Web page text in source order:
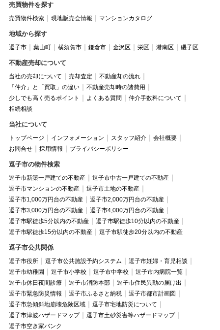
売買物件を探す
売買物件検索 現地販売会情報 マンションカタログ
地域から探す
逗子市 葉山町 横須賀市 鎌倉市 金沢区 栄区 港南区 磯子区
不動産売却について
当社の売却について 売却査定
不動産却の流れ
「仲介」と「買取」の違い
不動産売却時の諸費用
少しでも高く売るポイント
よくある質問
仲介手数料について
相続相談
当社について
トップページ インフォメーション スタッフ紹介
会社概要
お問合せ
採用情報 プライバシーポリシー
逗子市の物件検索
逗子市新築一戸建ての不動産
逗子市中古一戸建ての不動産
逗子市マンションの不動産
逗子市土地の不動産
逗子市1,000万円台の不動産
逗子市2,000万円台の不動産
逗子市3,000万円台の不動産
逗子市4,000万円台の不動産
逗子市駅徒歩5分以内の不動産
逗子市駅徒歩10分以内の不動産
逗子市駅徒歩15分以内の不動産
逗子市駅徒歩20分以内の不動産
逗子市公共関係
逗子市役所 逗子市公共施設予約システム
逗子市妊婦・育児相談
逗子市幼稚園
逗子市小学校 逗子市中学校
逗子市内病院一覧
逗子市休日夜間診療
逗子市消防本部
逗子市住民異動の届け出
逗子市緊急防災情報
逗子市ふるさと納税
逗子市都市計画図
逗子市急傾斜地崩壊危険区域
逗子市宅地防災について
逗子市津波ハザードマップ
逗子市土砂災害等ハザードマップ
逗子市空き家バンク